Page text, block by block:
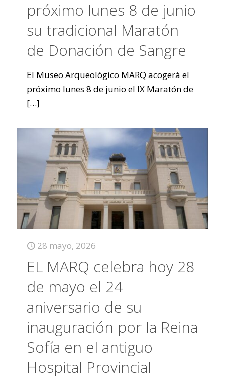
próximo lunes 8 de junio
su tradicional Maratón
de Donación de Sangre
El Museo Arqueológico MARQ acogerá el
próximo lunes 8 de junio el IX Maratón de
[…]
28 mayo, 2026
EL MARQ celebra hoy 28
de mayo el 24
aniversario de su
inauguración por la Reina
Sofía en el antiguo
Hospital Provincial